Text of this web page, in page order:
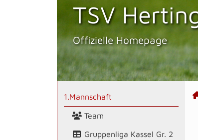
TSV
Offizielle Homepage
1.Mannschaft
Team
Gruppenliga Kassel Gr. 2